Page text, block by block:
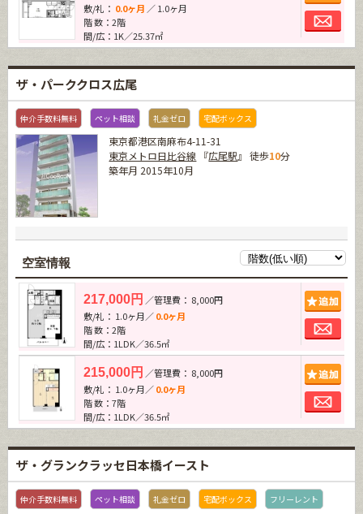
敷/礼： 0.0ヶ月 ／ 1.0ヶ月
階 数：2階
間/広：1K／25.37㎡
ザ・パーククロス広尾
仲介手数料無料 ペット相談 礼金ゼロ 宅配ボックス
東京都港区南麻布4-11-31
東京メトロ日比谷線 『広尾駅』 徒歩10分
築年月 2015年10月
空室情報
217,000円 ／管理費： 8,000円
敷/礼： 1.0ヶ月／0.0ヶ月
階 数：2階
間/広：1LDK／36.5㎡
215,000円 ／管理費： 8,000円
敷/礼： 1.0ヶ月／0.0ヶ月
階 数：7階
間/広：1LDK／36.5㎡
ザ・グランクラッセ日本橋イースト
仲介手数料無料 ペット相談 礼金ゼロ 宅配ボックス フリーレント